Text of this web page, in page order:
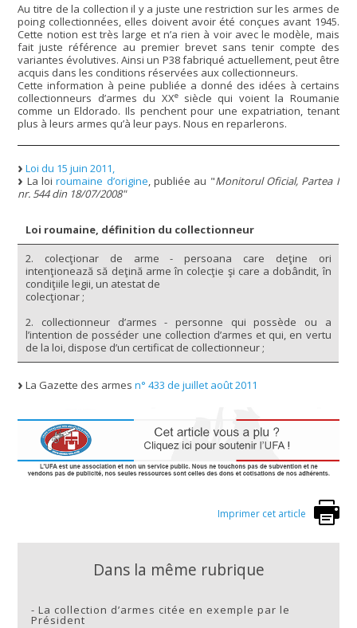
Au titre de la collection il y a juste une restriction sur les armes de
poing collectionnées, elles doivent avoir été conçues avant 1945.
Cette notion est très large et n’a rien à voir avec le modèle, mais
fait juste référence au premier brevet sans tenir compte des
variantes évolutives. Ainsi un P38 fabriqué actuellement, peut être
acquis dans les conditions réservées aux collectionneurs.
Cette information à peine publiée a donné des idées à certains
collectionneurs d’armes du XXesiècle qui voient la Roumanie
comme un Eldorado. Ils penchent pour une expatriation, tenant
plus à leurs armes qu’à leur pays. Nous en reparlerons.
Loi du 15 juin 2011,
La loiroumaine d’origine, publiée au "Monitorul Oficial, Partea I
nr. 544 din 18/07/2008"
Loi roumaine, définition du collectionneur
2. colecţionar de arme - persoana care deţine ori
intenţionează să deţină arme în colecţie şi care a dobândit, în
condiţiile legii, un atestat de
colecţionar ;
2. collectionneur d’armes - personne qui possède ou a
l’intention de posséder une collection d’armes et qui, en vertu
de la loi, dispose d’un certificat de collectionneur ;
La Gazette des armesn° 433 de juillet août 2011
Imprimer cet article
Dans la même rubrique
-La collection d’armes citée en exemple par le
Président